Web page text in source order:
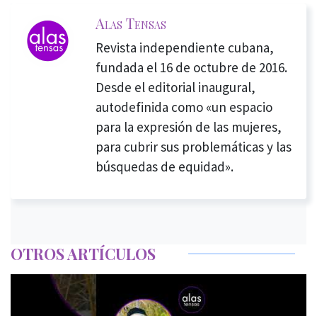
Alas Tensas
Revista independiente cubana,
fundada el 16 de octubre de 2016.
Desde el editorial inaugural,
autodefinida como «un espacio
para la expresión de las mujeres,
para cubrir sus problemáticas y las
búsquedas de equidad».
OTROS ARTÍCULOS